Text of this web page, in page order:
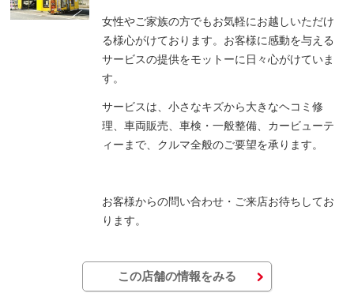
女性やご家族の方でもお気軽にお越しいただけ
る様心がけております。お客様に感動を与える
サービスの提供をモットーに日々心がけていま
す。
サービスは、小さなキズから大きなヘコミ修
理、車両販売、車検・一般整備、カービューテ
ィーまで、クルマ全般のご要望を承ります。
お客様からの問い合わせ・ご来店お待ちしてお
ります。
この店舗の情報をみる